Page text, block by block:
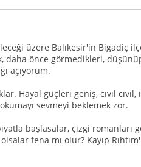
üzere Balıkesir'in Bigadiç
daha önce görmedikleri,
açıyorum.
Hayal güçleri geniş, cıvıl
sevmeyi beklemek zor.
başlasalar, çizgi romanları
olsalar fena mı olur? Kayıp